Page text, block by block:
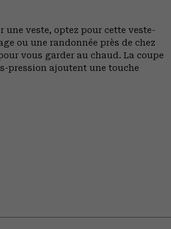
veste, optez pour cette veste-
ou une randonnée près de chez
vous garder au chaud. La coupe
pression ajoutent une touche